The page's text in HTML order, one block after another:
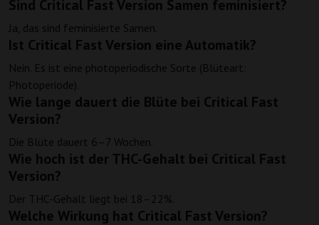
Sind Critical Fast Version Samen feminisiert?
Ja, das sind feminisierte Samen.
Ist Critical Fast Version eine Automatik?
Nein. Es ist eine photoperiodische Sorte (Blüteart:
Photoperiode).
Wie lange dauert die Blüte bei Critical Fast
Version?
Die Blüte dauert 6–7 Wochen.
Wie hoch ist der THC-Gehalt bei Critical Fast
Version?
Der THC-Gehalt liegt bei 18–22%.
Welche Wirkung hat Critical Fast Version?